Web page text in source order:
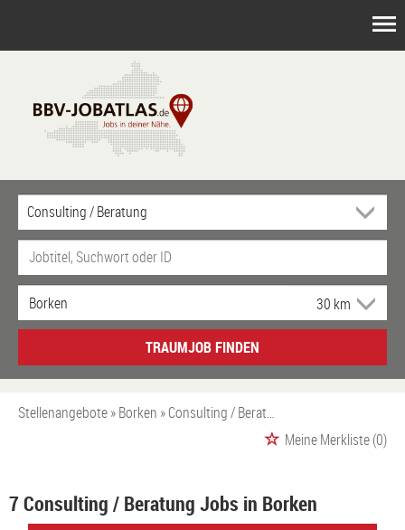
TRAUMJOB FINDEN
Stellenangebote Borken
Consulting / Beratung
Meine Merkliste(0)
7 Consulting / Beratung Jobs in Borken